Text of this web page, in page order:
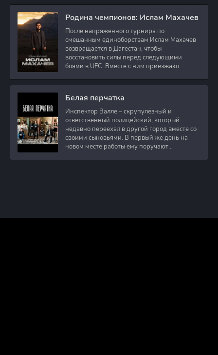
Родина чемпионов: Ислам Махачев
После напряженного турнира по
смешанным единоборствам Ислам Махачев
возвращается в Дагестан, чтобы
восстановить силы перед следующими
боями в UFC. Вместе с ним приезжают
Белая перчатка
Инспектор Валле – скрупулёзный и
ответственный полицейский, который
недавно переехал в другой город вместе со
своими сыновьями. В первый же день на
новом месте работы ему поручают